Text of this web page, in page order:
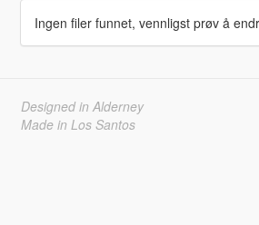
Ingen filer funnet, vennligst prøv å
Designed in Alderney
Made in Los Santos